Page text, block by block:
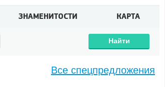
ЗНАМЕНИТОСТИ КАРТА
Найти
Все спецпредложения